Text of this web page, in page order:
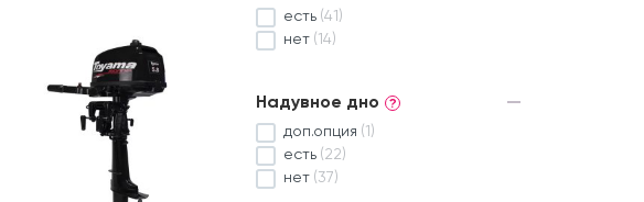
есть (41)
нет (14)
Надувное дно ?
доп.опция (1)
есть (22)
нет (37)